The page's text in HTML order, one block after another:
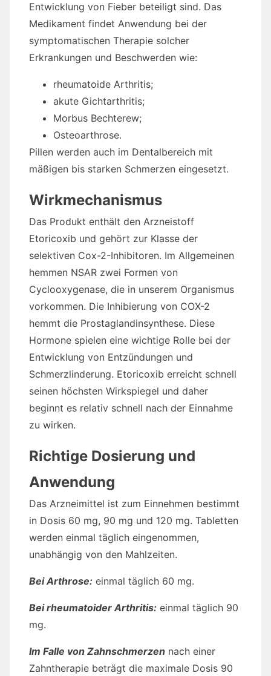
Entwicklung von Fieber beteiligt sind. Das
Medikament findet Anwendung bei der
symptomatischen Therapie solcher
Erkrankungen und Beschwerden wie:
rheumatoide Arthritis;
akute Gichtarthritis;
Morbus Bechterew;
Osteoarthrose.
Pillen werden auch im Dentalbereich mit
mäßigen bis starken Schmerzen eingesetzt.
Wirkmechanismus
Das Produkt enthält den Arzneistoff
Etoricoxib und gehört zur Klasse der
selektiven Cox-2-Inhibitoren. Im Allgemeinen
hemmen NSAR zwei Formen von
Cyclooxygenase, die in unserem Organismus
vorkommen. Die Inhibierung von COX-2
hemmt die Prostaglandinsynthese. Diese
Hormone spielen eine wichtige Rolle bei der
Entwicklung von Entzündungen und
Schmerzlinderung. Etoricoxib erreicht schnell
seinen höchsten Wirkspiegel und daher
beginnt es relativ schnell nach der Einnahme
zu wirken.
Richtige Dosierung und
Anwendung
Das Arzneimittel ist zum Einnehmen bestimmt
in Dosis 60 mg, 90 mg und 120 mg. Tabletten
werden einmal täglich eingenommen,
unabhängig von den Mahlzeiten.
Bei Arthrose: einmal täglich 60 mg.
Bei rheumatoider Arthritis: einmal täglich 90
mg.
Im Falle von Zahnschmerzen nach einer
Zahntherapie beträgt die maximale Dosis 90